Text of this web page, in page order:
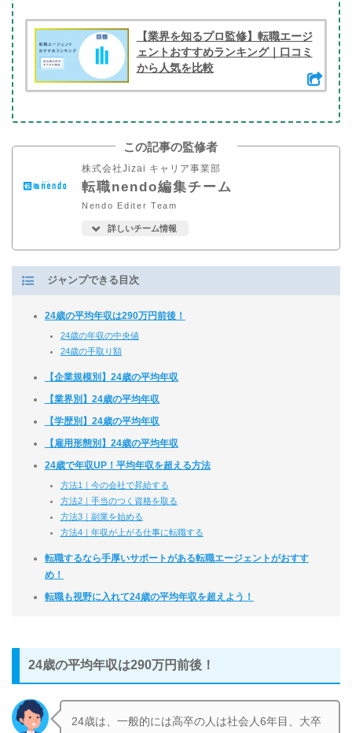
【業界を知るプロ監修】転職エージ
ェントおすすめランキング｜口コミ
から人気を比較
この記事の監修者
株式会社Jizai キャリア事業部
転職nendo編集チーム
Nendo Editer Team
詳しいチーム情報
ジャンプできる目次
24歳の平均年収は290万円前後！
24歳の年収の中央値
24歳の手取り額
【企業規模別】24歳の平均年収
【業界別】24歳の平均年収
【学歴別】24歳の平均年収
【雇用形態別】24歳の平均年収
24歳で年収UP！平均年収を超える方法
方法1｜今の会社で昇給する
方法2｜手当のつく資格を取る
方法3｜副業を始める
方法4｜年収が上がる仕事に転職する
転職するなら手厚いサポートがある転職エージェントがおすす
め！
転職も視野に入れて24歳の平均年収を超えよう！
24歳の平均年収は290万円前後！
24歳は、一般的には高卒の人は社会人6年目、大卒